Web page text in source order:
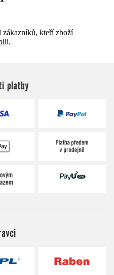
zákazníků, kteří zboží
platby